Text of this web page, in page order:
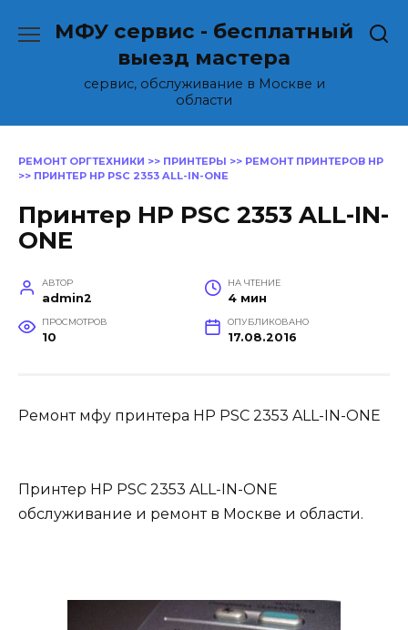
МФУ сервис - бесплатный
выезд мастера
сервис, обслуживание в Москве и
области
РЕМОНТ ОРГТЕХНИКИ >> ПРИНТЕРЫ >> РЕМОНТ ПРИНТЕРОВ HP
>> ПРИНТЕР HP PSC 2353 ALL-IN-ONE
Принтер HP PSC 2353 ALL-IN-
ONE
АВТОР
admin2
НА ЧТЕНИЕ
4 мин
ПРОСМОТРОВ
10
ОПУБЛИКОВАНО
17.08.2016
Ремонт мфу принтера HP PSC 2353 ALL-IN-ONE
Принтер HP PSC 2353 ALL-IN-ONE
обслуживание и ремонт в Москве и области.